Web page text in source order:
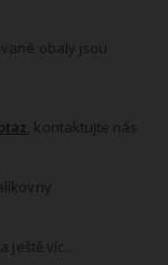
obaly jsou
, kontaktujte nás
víc...